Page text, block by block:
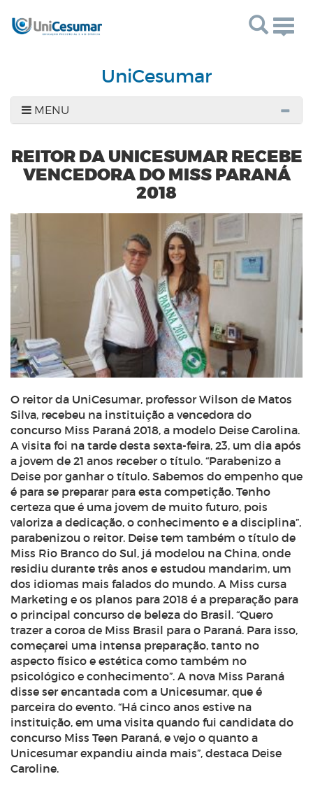
UniCesumar
MENU
REITOR DA UNICESUMAR RECEBE
VENCEDORA DO MISS PARANÁ
2018
O reitor da UniCesumar, professor Wilson de Matos
Silva, recebeu na instituição a vencedora do
concurso Miss Paraná 2018, a modelo Deise Carolina.
A visita foi na tarde desta sexta-feira, 23, um dia após
a jovem de 21 anos receber o título. “Parabenizo a
Deise por ganhar o título. Sabemos do empenho que
é para se preparar para esta competição. Tenho
certeza que é uma jovem de muito futuro, pois
valoriza a dedicação, o conhecimento e a disciplina”,
parabenizou o reitor. Deise tem também o título de
Miss Rio Branco do Sul, já modelou na China, onde
residiu durante três anos e estudou mandarim, um
dos idiomas mais falados do mundo. A Miss cursa
Marketing e os planos para 2018 é a preparação para
o principal concurso de beleza do Brasil. “Quero
trazer a coroa de Miss Brasil para o Paraná. Para isso,
começarei uma intensa preparação, tanto no
aspecto físico e estética como também no
psicológico e conhecimento”. A nova Miss Paraná
disse ser encantada com a Unicesumar, que é
parceira do evento. “Há cinco anos estive na
instituição, em uma visita quando fui candidata do
concurso Miss Teen Paraná, e vejo o quanto a
Unicesumar expandiu ainda mais”, destaca Deise
Caroline.